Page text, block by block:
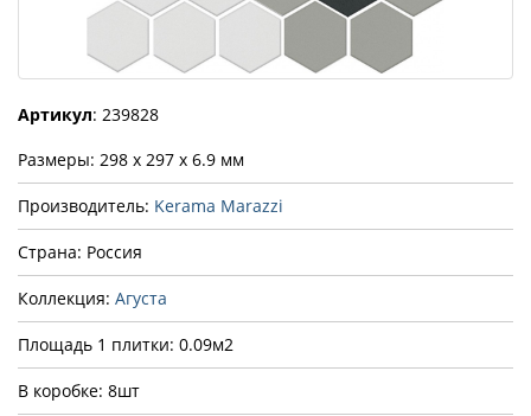
Артикул: 239828
Размеры: 298 x 297 x 6.9 мм
Производитель: Kerama Marazzi
Страна: Россия
Коллекция: Агуста
Площадь 1 плитки: 0.09м2
В коробке: 8шт